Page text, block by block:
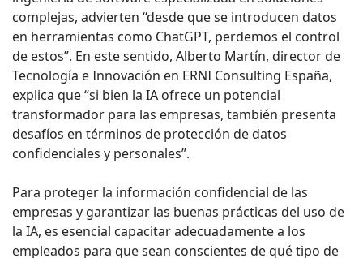
complejas, advierten “desde que se introducen datos
en herramientas como ChatGPT, perdemos el control
de estos”. En este sentido, Alberto Martín, director de
Tecnología e Innovación en ERNI Consulting España,
explica que “si bien la IA ofrece un potencial
transformador para las empresas, también presenta
desafíos en términos de protección de datos
confidenciales y personales”.
Para proteger la información confidencial de las
empresas y garantizar las buenas prácticas del uso de
la IA, es esencial capacitar adecuadamente a los
empleados para que sean conscientes de qué tipo de